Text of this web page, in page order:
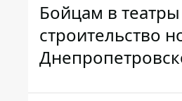
Бойцам в
строительство